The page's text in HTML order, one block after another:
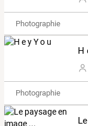
Photographie
H
Photographie